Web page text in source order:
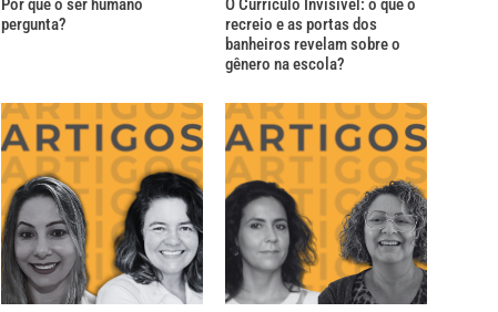
Por que o ser humano
pergunta?
O Currículo Invisível: o que o
recreio e as portas dos
banheiros revelam sobre o
gênero na escola?